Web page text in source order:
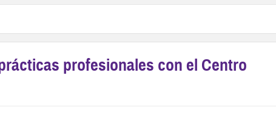
profesionales con el Centro